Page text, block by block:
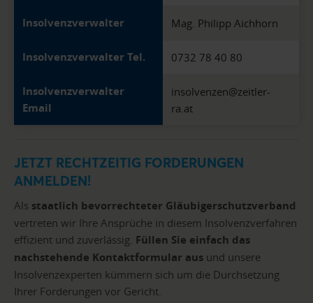
Insolvenzverwalter Mag. Philipp Aichhorn
Insolvenzverwalter Tel. 0732 78 40 80
Insolvenzverwalter
Email
insolvenzen@zeitler-
ra.at
JETZT RECHTZEITIG FORDERUNGEN
ANMELDEN!
Als staatlich bevorrechteter Gläubigerschutzverband
vertreten wir Ihre Ansprüche in diesem Insolvenzverfahren
effizient und zuverlässig. Füllen Sie einfach das
nachstehende Kontaktformular aus und unsere
Insolvenzexperten kümmern sich um die Durchsetzung
Ihrer Forderungen vor Gericht.